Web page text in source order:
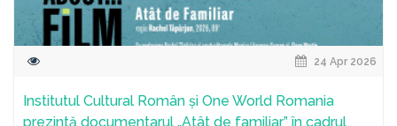
24 Apr 2026
Institutul Cultural Român și One World Romania
prezintă documentarul „Atât de familiar” în cadrul